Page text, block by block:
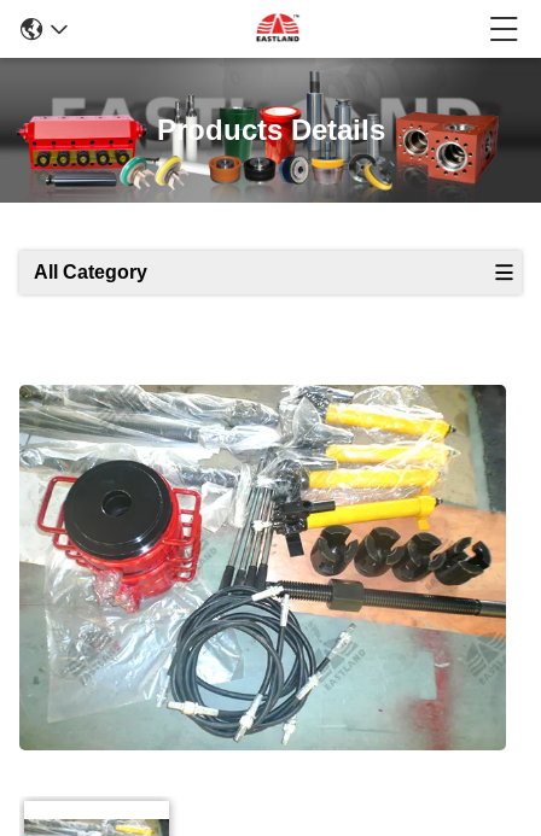
Products Details
All Category